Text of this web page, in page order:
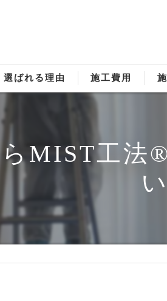
選ばれる理由
MIST工法®
ご依頼の流れ
施工費用
MIST工法
い